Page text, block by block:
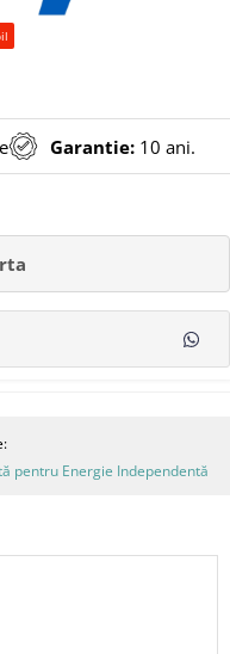
Garantie: 10 ani.
pentru Energie Independentă